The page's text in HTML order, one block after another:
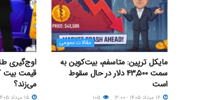
مقالات عمومی
مایکل ترپین: متاسفم، بیت‌کوین به
سمت ۴۳,۵۰۰ دلار در حال سقوط
است
اوج‌گیری
می‌زند؟